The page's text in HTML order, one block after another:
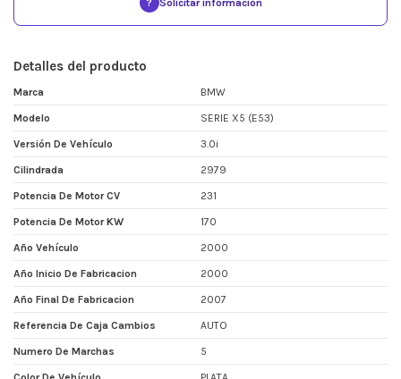
Detalles del producto
Marca BMW
Modelo SERIE X5 (E53)
Versión De Vehículo 3.0i
Cilindrada 2979
Potencia De Motor CV 231
Potencia De Motor KW 170
Año Vehículo 2000
Año Inicio De Fabricacion 2000
Año Final De Fabricacion 2007
Referencia De Caja Cambios AUTO
Numero De Marchas 5